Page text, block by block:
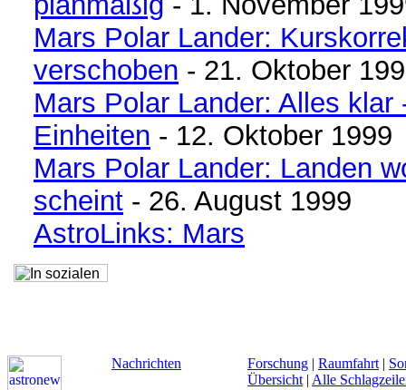
Mars Polar Lander:
verschoben - 21. Oktober
Mars Polar Lander: Alles klar
Einheiten - 12. Oktober 1999
Mars Polar Lander: Landen
scheint - 26. August 1999
AstroLinks: Mars
Nachrichten Forschung | Raumfahrt |
Übersicht | Alle